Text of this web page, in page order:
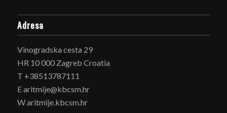
Adresa
Vinogradska cesta 29
HR 10 000 Zagreb Croatia
T +38513787111
E aritmije@kbcsm.hr
W aritmije.kbcsm.hr